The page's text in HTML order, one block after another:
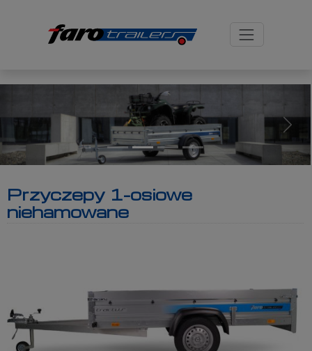
Next
Przyczepy 1-osiowe
niehamowane